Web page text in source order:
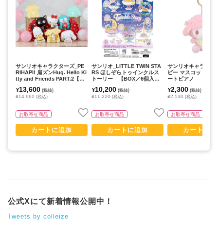
サンリオキャラクターズ_PE
RIHAPI! 肩ズンHug. Hello Ki
tty and Friends PART.2【BO
¥13,600 (税抜)
¥14,960 (税込)
お取寄せ商品
カートに追加
サンリオ_LITTLE TWIN STA
RS ほしぞらトゥインクルス
トーリー 【BOX／6個入
¥10,200 (税抜)
¥11,220 (税込)
お取寄せ商品
カートに追加
サンリオキャラクタ
ビー マスコット マ
ートピアノ
¥2,300 (税抜)
¥2,530 (税込)
お取寄せ商品
カートに
公式Xにて新着情報公開中！
Tweets by colleize